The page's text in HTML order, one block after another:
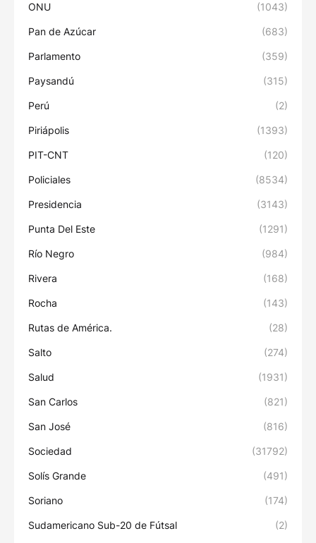
ONU (1043)
Pan de Azúcar (683)
Parlamento (359)
Paysandú (315)
Perú (2)
Piriápolis (1393)
PIT-CNT (120)
Policiales (8534)
Presidencia (3143)
Punta Del Este (1291)
Río Negro (984)
Rivera (168)
Rocha (143)
Rutas de América. (28)
Salto (274)
Salud (1931)
San Carlos (821)
San José (816)
Sociedad (31792)
Solís Grande (491)
Soriano (174)
Sudamericano Sub-20 de Fútsal (2)